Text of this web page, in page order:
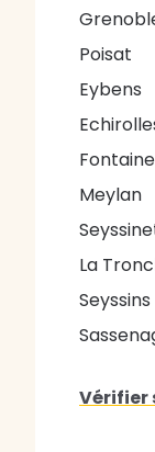
Poisat
Eybens
Fontaine
Meylan
La
Seyssins
Vérifier